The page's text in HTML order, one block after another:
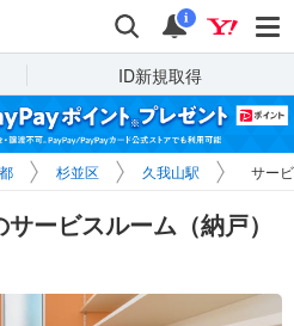
検索 通知
i
ID新規取得
杉並区 久我山駅 サー
ービスルーム（納戸）